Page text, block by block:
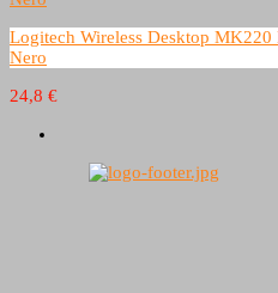
Logitech Wireless Desktop MK220
Nero
24,8 €